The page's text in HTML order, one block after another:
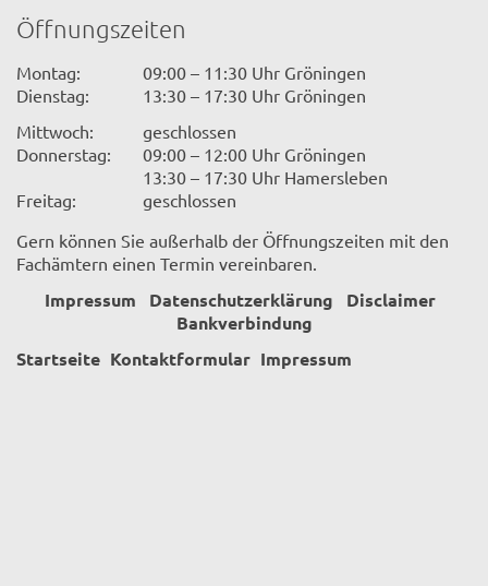
Öffnungszeiten
Montag:
09:00 – 11:30 Uhr Gröningen
Dienstag:
13:30 – 17:30 Uhr Gröningen
Mittwoch:
geschlossen
Donnerstag:
09:00 – 12:00 Uhr Gröningen
13:30 – 17:30 Uhr Hamersleben
Freitag:
geschlossen
Gern können Sie außerhalb der Öffnungszeiten mit den
Fachämtern einen Termin vereinbaren.
Impressum Datenschutzerklärung
Disclaimer
Bankverbindung
Startseite Kontaktformular Impressum